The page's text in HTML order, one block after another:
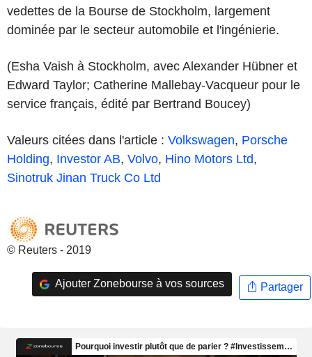
vedettes de la Bourse de Stockholm, largement
dominée par le secteur automobile et l'ingénierie.
(Esha Vaish à Stockholm, avec Alexander Hübner et
Edward Taylor; Catherine Mallebay-Vacqueur pour le
service français, édité par Bertrand Boucey)
Valeurs citées dans l'article : Volkswagen, Porsche
Holding, Investor AB, Volvo, Hino Motors Ltd,
Sinotruk Jinan Truck Co Ltd
© Reuters - 2019
Ajouter Zonebourse à vos sources Partager